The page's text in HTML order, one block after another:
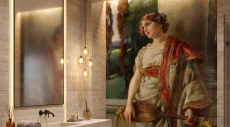
atla
medyasını modda açın